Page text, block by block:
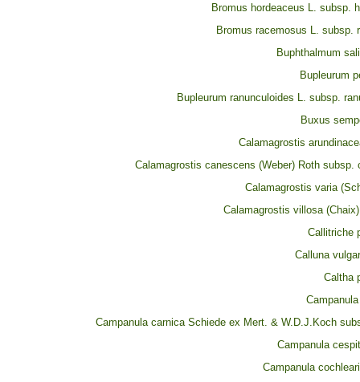
Bromus hordeaceus L. subsp.
Bromus racemosus L. subsp.
Buphthalmum
Bupleurum
Bupleurum ranunculoides L. subsp.
Buxus
Calamagrostis
Calamagrostis canescens (Weber) Roth subsp.
Calamagrostis varia
Calamagrostis villosa
Callitriche
Calluna
Caltha
Campanula carnica Schiede ex Mert. & W.D.J.Koch
Campanula
Campanula